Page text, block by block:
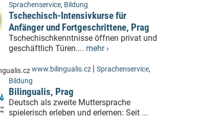
Sprachenservice, Bildung
Tschechisch-Intensivkurse für
Anfänger und Fortgeschrittene, Prag
Tschechischkenntnisse öffnen privat und
geschäftlich Türen.... mehr ›
www.bilingualis.cz | Sprachenservice,
Bildung
Bilingualis, Prag
Deutsch als zweite Muttersprache
spielerisch erleben und erlernen: Seit ...